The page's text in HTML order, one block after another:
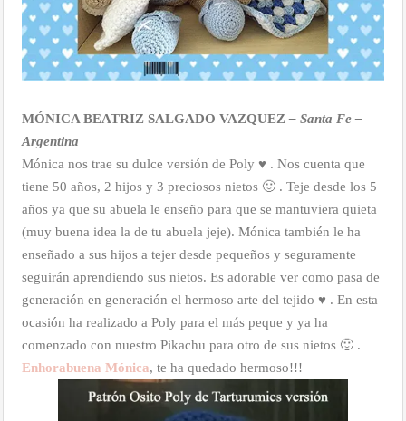
MÓNICA BEATRIZ SALGADO VAZQUEZ– Santa Fe –
Argentina
Mónica nos trae su dulce versión de Poly ♥ . Nos cuenta que
tiene 50 años, 2 hijos y 3 preciosos nietos 🙂 . Teje desde los 5
años ya que su abuela le enseño para que se mantuviera quieta
(muy buena idea la de tu abuela jeje). Mónica también le ha
enseñado a sus hijos a tejer desde pequeños y seguramente
seguirán aprendiendo sus nietos. Es adorable ver como pasa de
generación en generación el hermoso arte del tejido ♥ . En esta
ocasión ha realizado a Poly para el más peque y ya ha
comenzado con nuestro Pikachu para otro de sus nietos 🙂 .
Enhorabuena Mónica, te ha quedado hermoso!!!